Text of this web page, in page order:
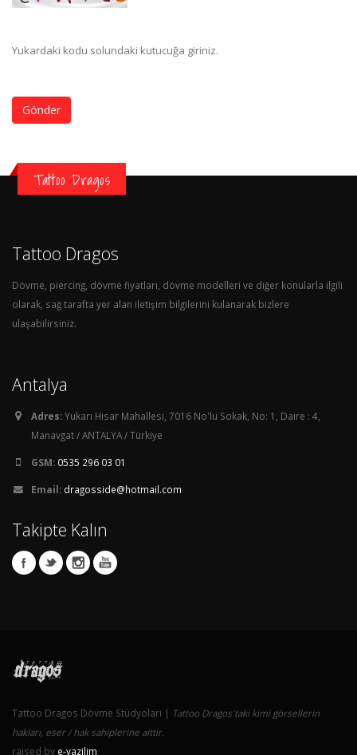
Yukardaki kodu solundaki kutucuğa giriniz.
Gönder
Tattoo Dragos
Tattoo Dragos
Dövme, piercing, dövme fiyatları, dövme modelleri ve diğer konularla ilgili
olarak, sağ tarafta yer alan iletişim bilgilerini kulanarak bizlere
ulaşabilirsiniz.
Antalya
Adres:Yukarı Hisar Mahallesi, 7016 No'lu Sokak, No: 1, Daire : 4,
Manavgat / ANTALYA / Türkiye
GSM: 0535 296 03 01
Email: dragosside@hotmail.com
Takipte Kalın
Tattoo Dragos Dövme Stüdyoları | Tattoo Dragos'taki kimi görsellerin
hakları, eser / hak sahiplerine aittir.
raised by e-yazilim